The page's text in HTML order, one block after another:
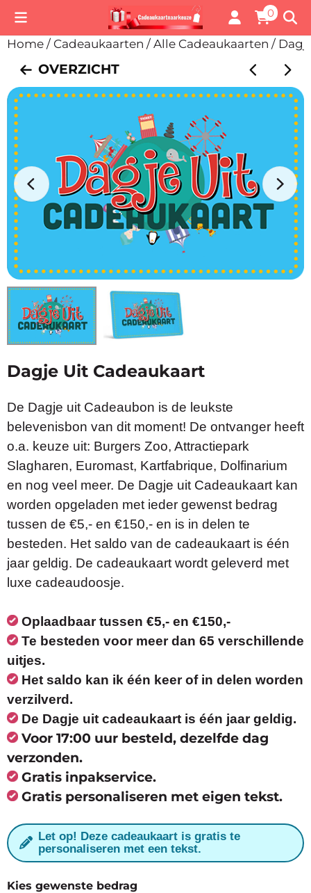
Cookievoorkeuren zijn momenteel gesloten.
0
Home / Cadeaukaarten / Alle Cadeaukaarten /
OVERZICHT
Dagje Uit Cadeaukaart
De Dagje uit Cadeaubon is de leukste
belevenisbon van dit moment! De ontvanger heeft
o.a. keuze uit: Burgers Zoo, Attractiepark
Slagharen, Euromast, Kartfabrique, Dolfinarium
en nog veel meer. De Dagje uit Cadeaukaart kan
worden opgeladen met ieder gewenst bedrag
tussen de €5,- en €150,- en is in delen te
besteden. Het saldo van de cadeaukaart is één
jaar geldig. De cadeaukaart wordt geleverd met
luxe cadeaudoosje.
Oplaadbaar tussen €5,- en €150,-
Te besteden voor meer dan 65 verschillende
uitjes.
Het saldo kan ik één keer of in delen worden
verzilverd.
De Dagje uit cadeaukaart is één jaar geldig.
Voor 17:00 uur besteld, dezelfde dag
verzonden.
Gratis inpakservice.
Gratis personaliseren met eigen tekst.
Let op! Deze cadeaukaart is gratis te
personaliseren met een tekst.
Kies gewenste bedrag